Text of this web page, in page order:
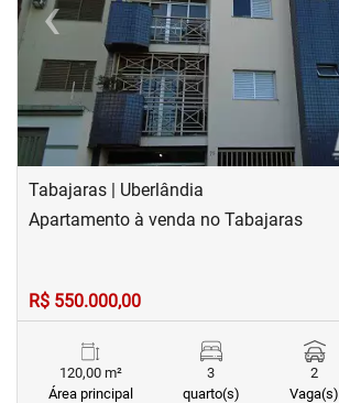
‹Previous
Tabajaras | Uberlândia
Apartamento à venda no Tabajaras
R$ 550.000,00
120,00 m²
Área principal
3
quarto(s)
2
Vaga(s)